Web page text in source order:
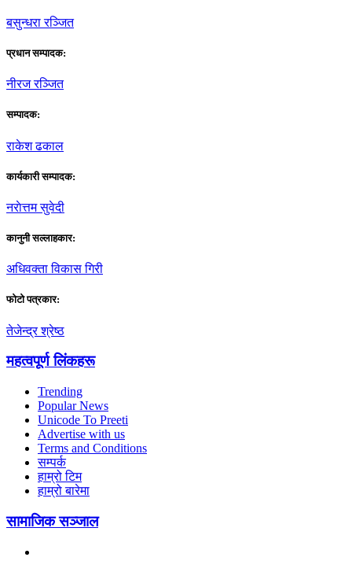
बसुन्धरा रञ्जित
प्रधान सम्पादक:
नीरज रञ्जित
सम्पादक:
राकेश ढकाल
कार्यकारी सम्पादक:
नराेत्तम सुवेदी
कानुनी सल्लाहकार:
अधिवक्ता विकास गिरी
फाेटाे पत्रकार:
तेजेन्द्र श्रेष्ठ
महत्वपूर्ण लिंकहरू
Trending
Popular News
Unicode To Preeti
Advertise with us
Terms and Conditions
सम्पर्क
हाम्रो टिम
हाम्रो बारेमा
सामाजिक सञ्जाल